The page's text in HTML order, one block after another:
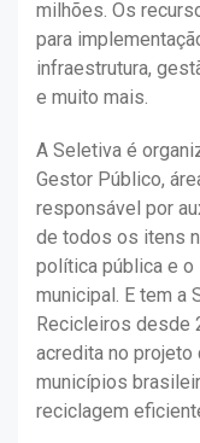
milhões. Os
para
infraestrutura,
e muito mais.
A Seletiva é
Gestor Público,
responsável por
de todos os itens
política pública e
municipal. E tem a
Recicleiros desde
acredita no projeto
municípios
reciclagem